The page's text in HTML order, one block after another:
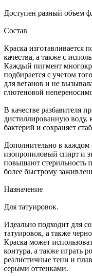
Доступен разный объем
Состав
Краска изготавливается
качества, а также с
Каждый пигмент
подбирается с учетом
для веганов и не
глютеновой
В качестве разбавителя
дистиллированную воду,
бактерий и сохраняет
Дополнительно в каждом
изопропиловый спирт и
повышают стерильность
более быстрому
Назначение
Для татуировок.
Идеально подходит для
татуировок, а также
Краска может
контура, а также играть
реалистичные тени и
серыми оттенками.